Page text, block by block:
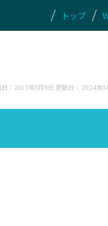
トップ
：2017年3月9日 更新日： 2024年5